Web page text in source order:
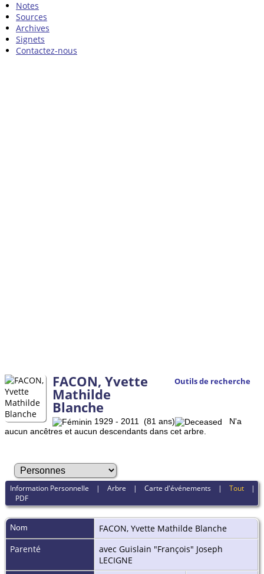
Notes
Sources
Archives
Signets
Contactez-nous
Outils de recherche
FACON, Yvette
Mathilde
Blanche
1929 - 2011 (81 ans)
N'a
aucun ancêtres et aucun descendants dans cet arbre.
Information Personnelle |Arbre |Carte d'événements |Tout |
PDF
Nom FACON, Yvette Mathilde Blanche
Parenté
avec Guislain "François" Joseph
LECIGNE